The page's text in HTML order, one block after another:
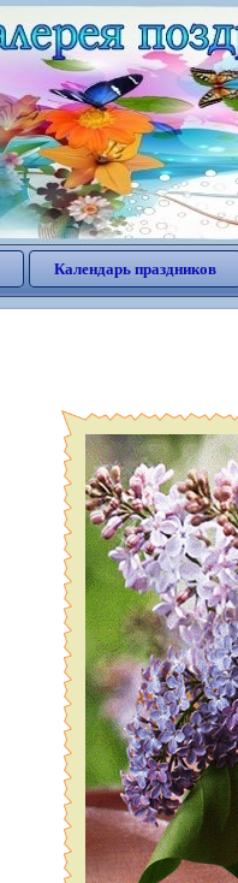
Календарь праздников